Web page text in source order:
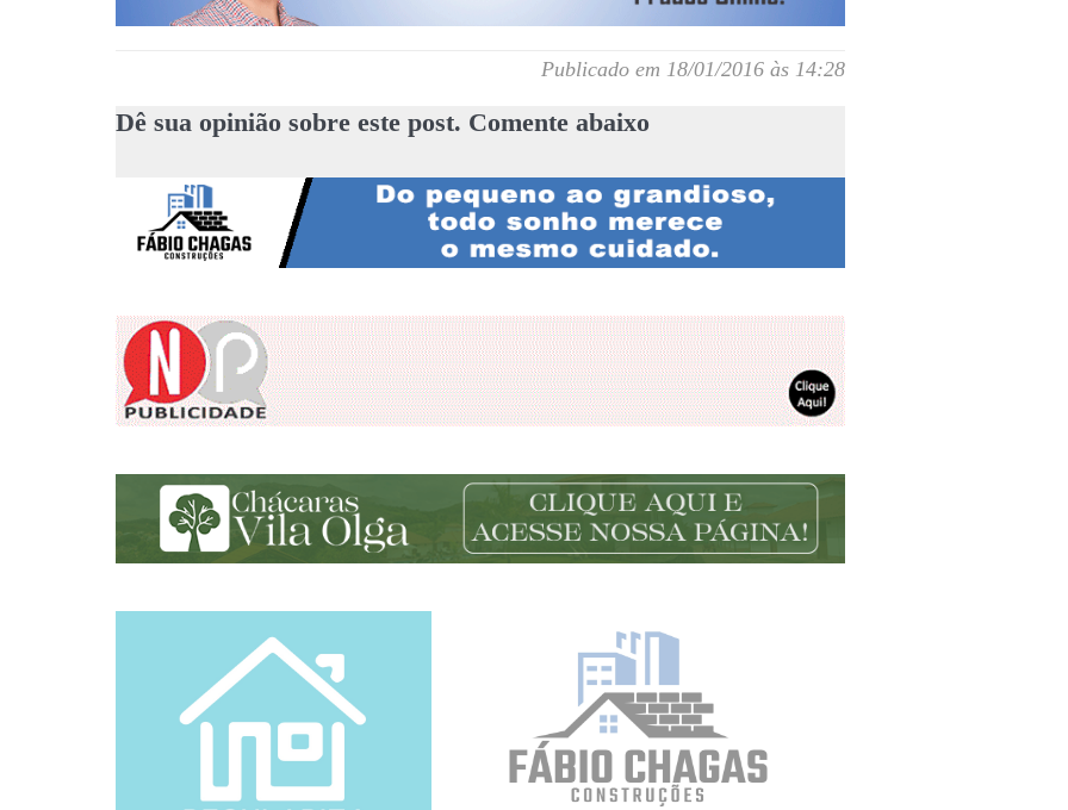
Publicado em 18/01/2016 às 14:28
Dê sua opinião sobre este post. Comente abaixo